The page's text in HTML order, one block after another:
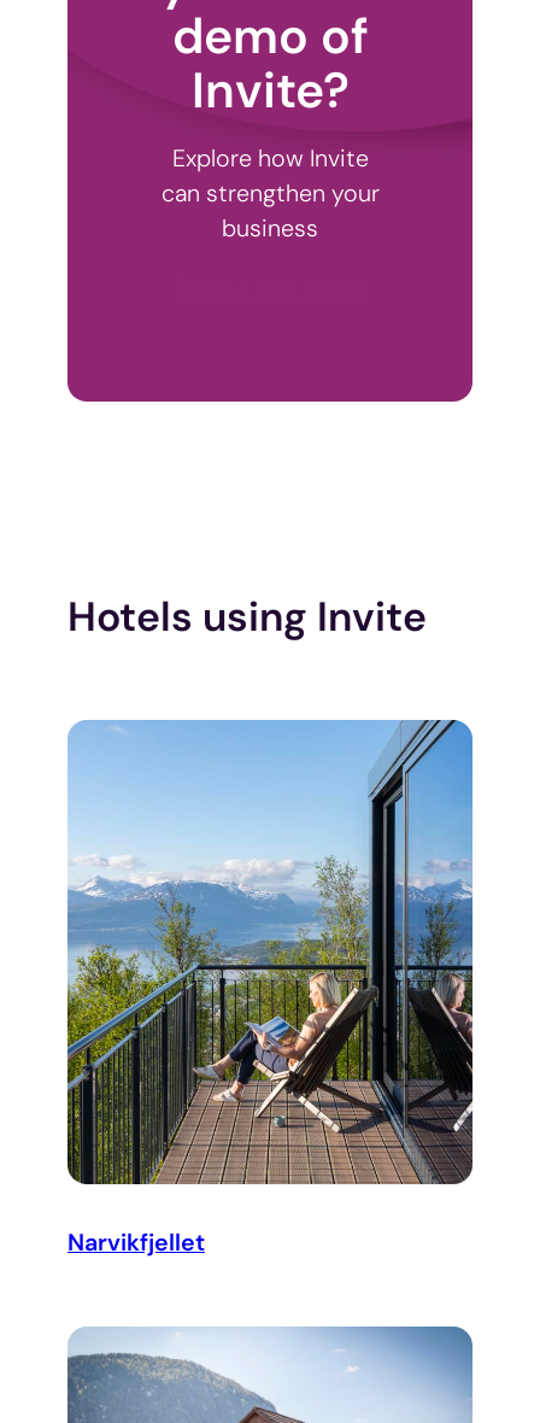
demo of
Invite?
Explore how Invite
can strengthen your
business
Hotels using Invite
Narvikfjellet